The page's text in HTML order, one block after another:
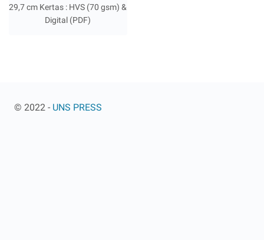
29,7 cm Kertas : HVS (70 gsm) &
Digital (PDF)
© 2022 - UNS PRESS